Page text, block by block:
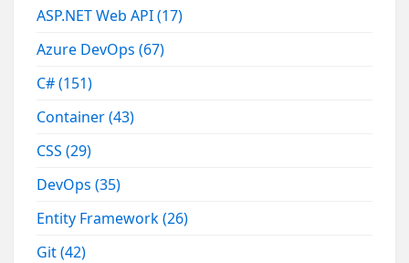
ASP.NET Web API(17)
Azure DevOps(67)
C#(151)
Container(43)
CSS(29)
DevOps(35)
Entity Framework(26)
Git(42)